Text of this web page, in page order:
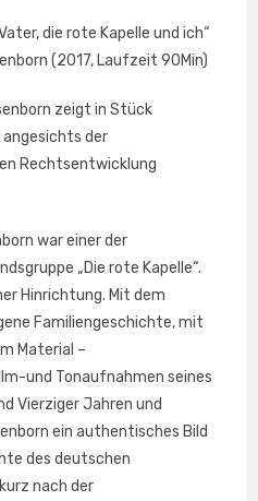
Vater, die rote Kapelle und ich“
(2017, Laufzeit 90Min)
zeigt in Stück
der
Rechtsentwicklung
war einer der
„Die rote Kapelle“.
Hinrichtung. Mit dem
Familiengeschichte, mit
Material –
und Tonaufnahmen seines
Vierziger Jahren und
ein authentisches Bild
des deutschen
nach der